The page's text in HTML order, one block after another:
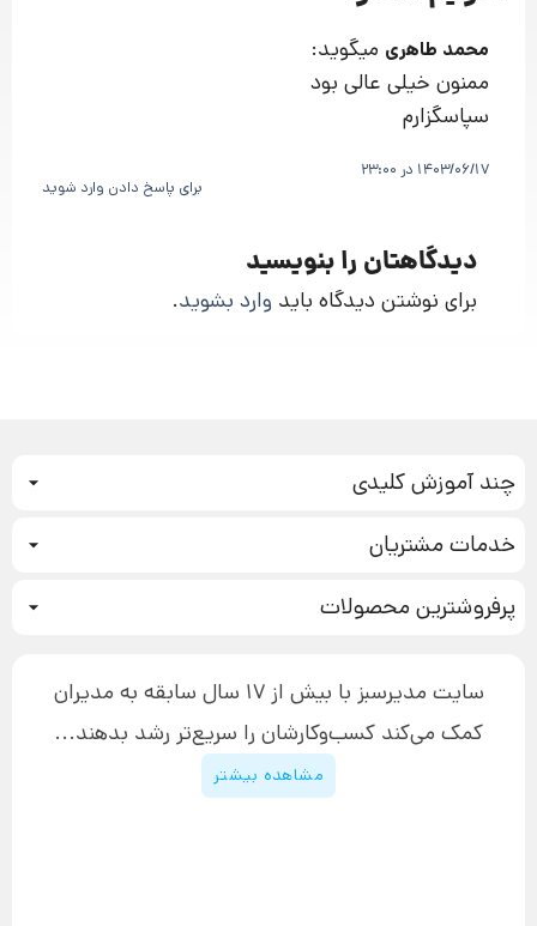
محمد طاهری میگوید:
ممنون خیلی عالی بود
سپاسگزارم
1403/06/17 در 23:00
برای پاسخ دادن وارد شوید
دیدگاهتان را بنویسید
برای نوشتن دیدگاه باید وارد بشوید.
چند آموزش کلیدی
بازاریابی عصبی
تبلیغ نویسی
افزایش عملکرد
چگونه کتاب بنویسیم
دوره اینستاگرام
خدمات مشتریان
آموزش دسترسی به دانلود فایل‌ها
پیگیری سفارش
پشتیبانی
قوانین و مقررات سایت
پرفروشترین محصولاتدوره جدید سیستم سازی
سایت مدیرسبز با بیش از 17 سال سابقه به مدیران
کمک می‌کند کسب‌و‌کارشان را سریع‌تر رشد بدهند...
مشاهده بیشتر